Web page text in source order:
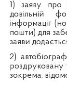
1) заяву про
довільній
інформації
пошти) для
заяви
2)
роздруковану
зокрема,